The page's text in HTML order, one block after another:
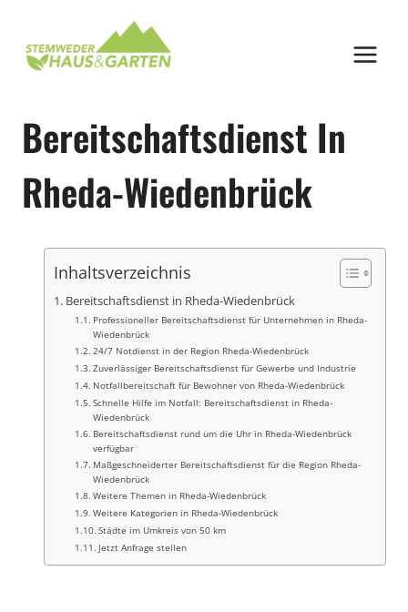
springen
Bereitschaftsdienst In
Rheda-Wiedenbrück
Inhaltsverzeichnis
Bereitschaftsdienst in Rheda-Wiedenbrück
Professioneller Bereitschaftsdienst für Unternehmen in Rheda-
Wiedenbrück
24/7 Notdienst in der Region Rheda-Wiedenbrück
Zuverlässiger Bereitschaftsdienst für Gewerbe und Industrie
Notfallbereitschaft für Bewohner von Rheda-Wiedenbrück
Schnelle Hilfe im Notfall: Bereitschaftsdienst in Rheda-
Wiedenbrück
Bereitschaftsdienst rund um die Uhr in Rheda-Wiedenbrück
verfügbar
Maßgeschneiderter Bereitschaftsdienst für die Region Rheda-
Wiedenbrück
Weitere Themen in Rheda-Wiedenbrück
Weitere Kategorien in Rheda-Wiedenbrück
Städte im Umkreis von 50 km
Jetzt Anfrage stellen